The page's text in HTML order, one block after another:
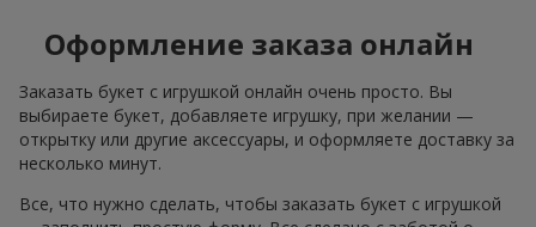
Оформление заказа онлайн
Заказать букет с игрушкой онлайн очень просто. Вы
выбираете букет, добавляете игрушку, при желании —
открытку или другие аксессуары, и оформляете доставку за
несколько минут.
Все, что нужно сделать, чтобы заказать букет с игрушкой